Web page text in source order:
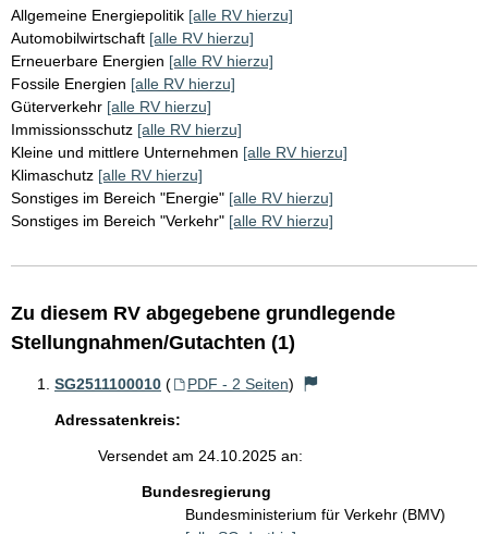
Allgemeine Energiepolitik [alle RV hierzu]
Automobilwirtschaft [alle RV hierzu]
Erneuerbare Energien [alle RV hierzu]
Fossile Energien [alle RV hierzu]
Güterverkehr [alle RV hierzu]
Immissionsschutz [alle RV hierzu]
Kleine und mittlere Unternehmen [alle RV hierzu]
Klimaschutz [alle RV hierzu]
Sonstiges im Bereich "Energie" [alle RV hierzu]
Sonstiges im Bereich "Verkehr" [alle RV hierzu]
Zu diesem RV abgegebene grundlegende
Stellungnahmen/Gutachten (1)
SG2511100010 ( PDF - 2 Seiten)
Adressatenkreis:
Versendet am 24.10.2025 an:
Bundesregierung
Bundesministerium für Verkehr (BMV)